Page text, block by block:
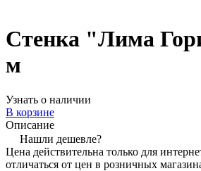
Стенка "Лима
м
Узнать о наличии
В корзине
Описание
Нашли дешевле?
Цена действительна только для
отличаться от цен в розничных